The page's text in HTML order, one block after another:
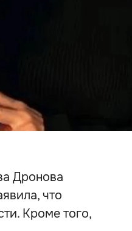
Дронова
что
Кроме того,